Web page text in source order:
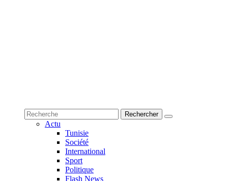
Actu
Tunisie
Société
International
Sport
Politique
Flash News